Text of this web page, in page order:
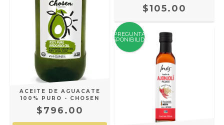
ACEITE DE AGUACATE
100% PURO - CHOSEN
$796.00
$105.00
PREGUNTA
DISPONIBILIDAD